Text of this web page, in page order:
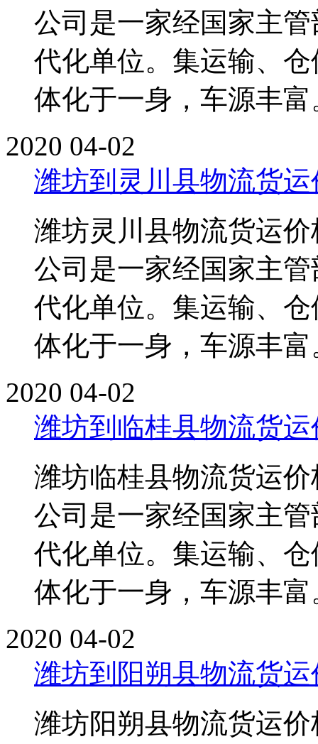
公司是一家经国家主
代化单位。集运输、
体化于一身，车源丰富
2020 04-02
潍坊到灵川县物流货
潍坊灵川县物流货运
公司是一家经国家主
代化单位。集运输、
体化于一身，车源丰富
2020 04-02
潍坊到临桂县物流货
潍坊临桂县物流货运
公司是一家经国家主
代化单位。集运输、
体化于一身，车源丰富
2020 04-02
潍坊到阳朔县物流货
潍坊阳朔县物流货运